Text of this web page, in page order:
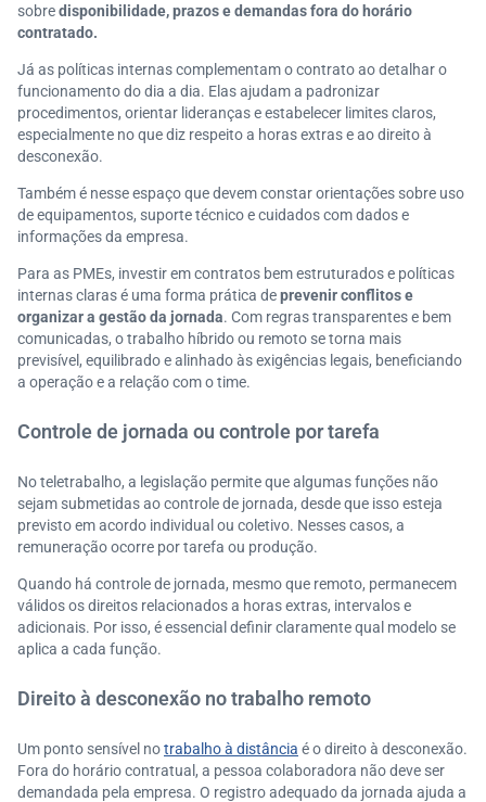
sobredisponibilidade, prazos e demandas fora do horário
contratado.
Já as políticas internas complementam o contrato ao detalhar o
funcionamento do dia a dia. Elas ajudam a padronizar
procedimentos, orientar lideranças e estabelecer limites claros,
especialmente no que diz respeito a horas extras e ao direito à
desconexão.
Também é nesse espaço que devem constar orientações sobre uso
de equipamentos, suporte técnico e cuidados com dados e
informações da empresa.
Para as PMEs, investir em contratos bem estruturados e políticas
internas claras é uma forma prática deprevenir conflitos e
organizar a gestão da jornada. Com regras transparentes e bem
comunicadas, o trabalho híbrido ou remoto se torna mais
previsível, equilibrado e alinhado às exigências legais, beneficiando
a operação e a relação com o time.
Controle de jornada ou controle por tarefa
No teletrabalho, a legislação permite que algumas funções não
sejam submetidas ao controle de jornada, desde que isso esteja
previsto em acordo individual ou coletivo. Nesses casos, a
remuneração ocorre por tarefa ou produção.
Quando há controle de jornada, mesmo que remoto, permanecem
válidos os direitos relacionados a horas extras, intervalos e
adicionais. Por isso, é essencial definir claramente qual modelo se
aplica a cada função.
Direito à desconexão no trabalho remoto
Um ponto sensível notrabalho à distância é o direito à desconexão.
Fora do horário contratual, a pessoa colaboradora não deve ser
demandada pela empresa. O registro adequado da jornada ajuda a